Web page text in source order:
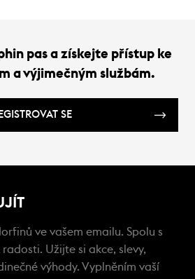
pas a získejte přístup ke
a výjimečným službám.
SE
ve vašem emailu. Spolu s
Užijte si akce, slevy,
výhody. Vyplněním vaší